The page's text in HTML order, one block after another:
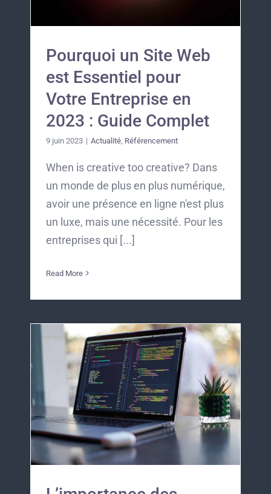
Pourquoi un Site Web
est Essentiel pour
Votre Entreprise en
2023 : Guide Complet
9 juin 2023 | Actualité Référencement
When is creative too creative? Dans
un monde de plus en plus numérique,
avoir une présence en ligne n'est plus
un luxe, mais une nécessité. Pour les
entreprises qui [...]
Read More